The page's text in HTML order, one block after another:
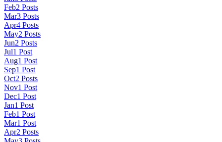
Feb2 Posts
Mar3 Posts
Apr4 Posts
May2 Posts
Jun2 Posts
Jul1 Post
Aug1 Post
Sep1 Post
Oct2 Posts
Nov1 Post
Dec1 Post
Jan1 Post
Feb1 Post
Mar1 Post
Apr2 Posts